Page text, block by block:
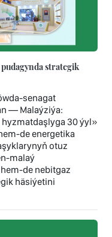
strategik
senagat
— Malaýziýa:
30 ýyl»
de energetika
otuz
malaý
de nebitgaz
häsiýetini